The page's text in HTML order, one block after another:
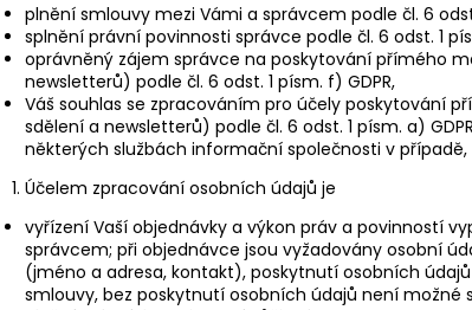
plnění smlouvy mezi Vámi a správcem podle čl. 6
splnění právní povinnosti správce podle čl. 6 odst. 1
oprávněný zájem správce na poskytování přímého
newsletterů) podle čl. 6 odst. 1 písm. f) GDPR,
Váš souhlas se zpracováním pro účely poskytování
sdělení a newsletterů) podle čl. 6 odst. 1 písm. a)
některých službách informační společnosti v
Účelem zpracování osobních údajů je
vyřízení Vaší objednávky a výkon práv a povinností
správcem; při objednávce jsou vyžadovány osobní
(jméno a adresa, kontakt), poskytnutí osobních
smlouvy, bez poskytnutí osobních údajů není možné